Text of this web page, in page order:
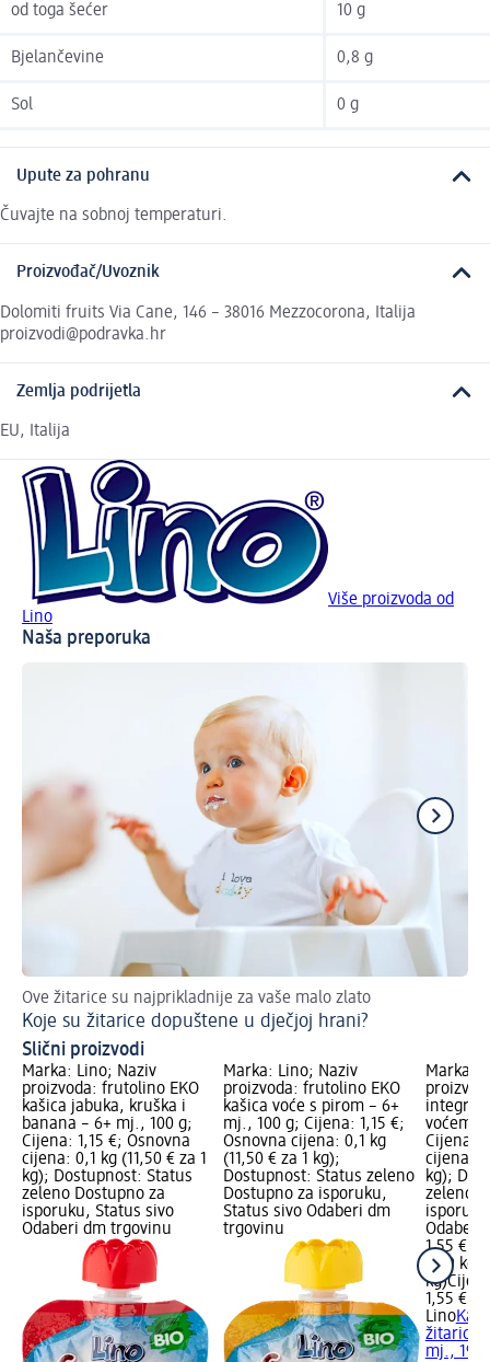
od toga šećer 10 g
Bjelančevine 0,8 g
Sol 0 g
Upute za pohranu
Čuvajte na sobnoj temperaturi.
Proizvođač/Uvoznik
Dolomiti fruits Via Cane, 146 – 38016 Mezzocorona, Italija
proizvodi@podravka.hr
Zemlja podrijetla
EU, Italija
Više proizvoda od
Lino
Naša preporuka
Ove žitarice su najprikladnije za vaše malo zlato
Koje su žitarice dopuštene u dječjoj hrani?
Slični proizvodi
Marka: Lino; Naziv
proizvoda: frutolino EKO
kašica jabuka, kruška i
banana – 6+ mj., 100 g;
Cijena: 1,15 €; Osnovna
cijena: 0,1 kg (11,50 € za 1
kg); Dostupnost: Status
zeleno Dostupno za
isporuku, Status sivo
Odaberi dm trgovinu
Marka: Lino; Naziv
proizvoda: frutolino EKO
kašica voće s pirom – 6+
mj., 100 g; Cijena: 1,15 €;
Osnovna cijena: 0,1 kg
(11,50 € za 1 kg);
Dostupnost: Status zeleno
Dostupno za isporuku,
Status sivo Odaberi dm
trgovinu
Marka:
voćem,
Cijena:
cijena:
kg);
zeleno
Odaberi
1,55 €
0,19 kg
kg)
1,55 €
Lino
mj., 190